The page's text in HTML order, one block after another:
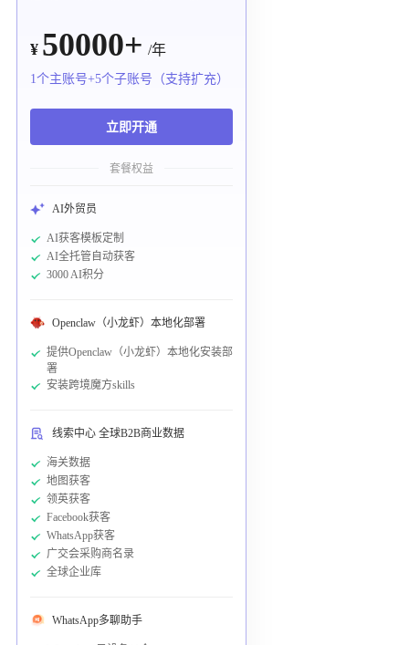
¥ 50000+ /年
1个主账号+5个子账号（支持扩充）
立即开通
套餐权益
AI外贸员
AI获客模板定制
AI全托管自动获客
3000 AI积分
Openclaw（小龙虾）本地化部署
提供Openclaw（小龙虾）本地化安装部
署
安装跨境魔方skills
线索中心 全球B2B商业数据
海关数据
地图获客
领英获客
Facebook获客
WhatsApp获客
广交会采购商名录
全球企业库
WhatsApp多聊助手